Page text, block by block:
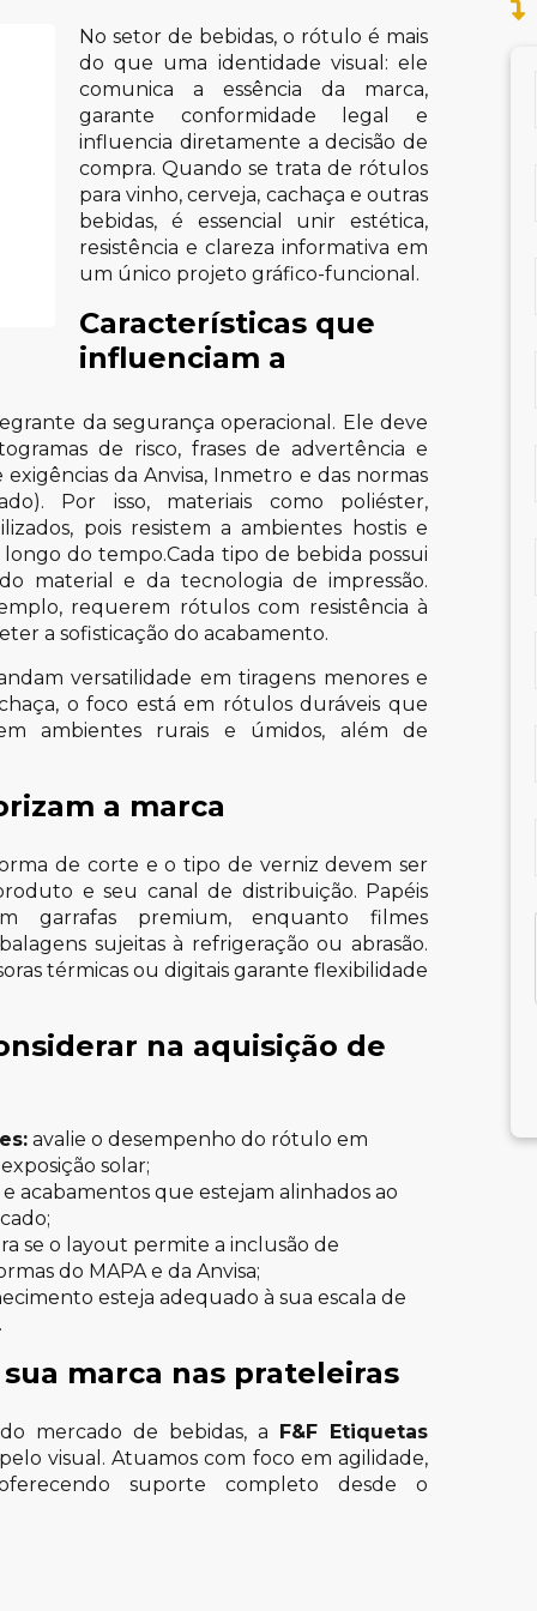
No setor de bebidas, o rótulo é mais
do que uma identidade visual: ele
comunica a essência da marca,
garante conformidade legal e
influencia diretamente a decisão de
compra. Quando se trata de rótulos
para vinho, cerveja, cachaça e outras
bebidas, é essencial unir estética,
resistência e clareza informativa em
um único projeto gráfico-funcional.
Características que
influenciam a
da segurança operacional. Ele deve
de risco, frases de advertência e
da Anvisa, Inmetro e das normas
Por isso, materiais como poliéster,
pois resistem a ambientes hostis e
do tempo.Cada tipo de bebida possui
material e da tecnologia de impressão.
requerem rótulos com resistência à
a sofisticação do acabamento.
versatilidade em tiragens menores e
o foco está em rótulos duráveis que
ambientes rurais e úmidos, além de
a marca
de corte e o tipo de verniz devem ser
e seu canal de distribuição. Papéis
garrafas premium, enquanto filmes
sujeitas à refrigeração ou abrasão.
térmicas ou digitais garante flexibilidade
na aquisição de
avalie o desempenho do rótulo em
solar;
acabamentos que estejam alinhados ao
se o layout permite a inclusão de
do MAPA e da Anvisa;
esteja adequado à sua escala de
marca nas prateleiras
mercado de bebidas, a F&F Etiquetas
visual. Atuamos com foco em agilidade,
suporte completo desde o